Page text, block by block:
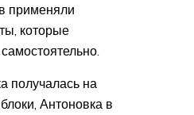
применяли
которые
получалась на
Антоновка в